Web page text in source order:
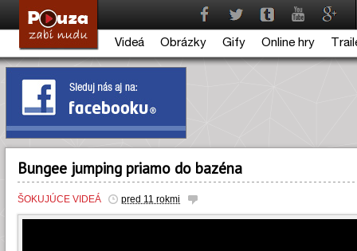
Videá Obrázky Gify Online hry
Bungee jumping priamo do bazéna
ŠOKUJÚCE VIDEÁ pred 11 rokmi